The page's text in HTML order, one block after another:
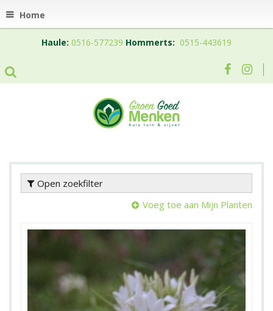
Home
Haule: 0516-577239 Hommerts: 0515-443619
Open zoekfilter
Voeg toe aan Mijn Planten